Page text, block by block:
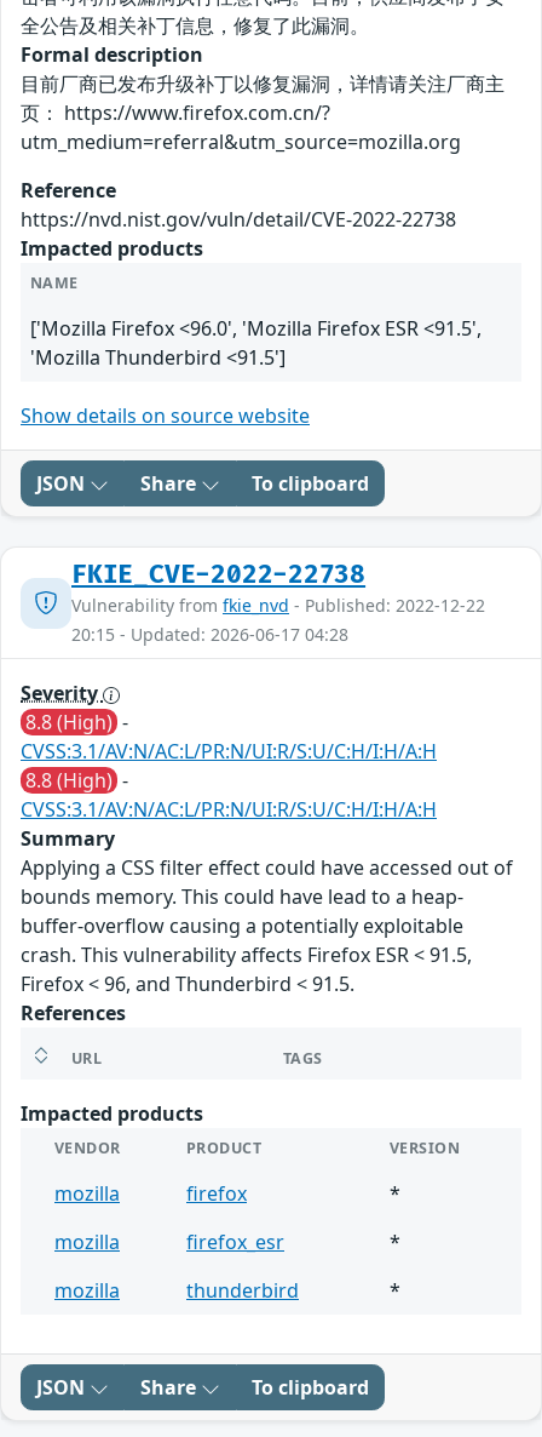
全公告及相关补丁信息，修复了此漏洞。
Formal description
目前厂商已发布升级补丁以修复漏洞，详情请关注厂商主
页： https://www.firefox.com.cn/?
utm_medium=referral&utm_source=mozilla.org
Reference
https://nvd.nist.gov/vuln/detail/CVE-2022-22738
Impacted products
NAME
['Mozilla Firefox <96.0', 'Mozilla Firefox ESR <91.5',
'Mozilla Thunderbird <91.5']
Show details on source website
JSON Share To clipboard
FKIE_CVE-2022-22738
Vulnerability from fkie_nvd - Published: 2022-12-22
20:15 - Updated: 2026-06-17 04:28
Severity
8.8 (High) -
CVSS:3.1/AV:N/AC:L/PR:N/UI:R/S:U/C:H/I:H/A:H
8.8 (High) -
CVSS:3.1/AV:N/AC:L/PR:N/UI:R/S:U/C:H/I:H/A:H
Summary
Applying a CSS filter effect could have accessed out of
bounds memory. This could have lead to a heap-
buffer-overflow causing a potentially exploitable
crash. This vulnerability affects Firefox ESR < 91.5,
Firefox < 96, and Thunderbird < 91.5.
References
URL TAGS
Impacted products
VENDOR PRODUCT VERSION
mozilla firefox
*
mozilla
firefox_esr
*
mozilla
thunderbird *
JSON Share To clipboard